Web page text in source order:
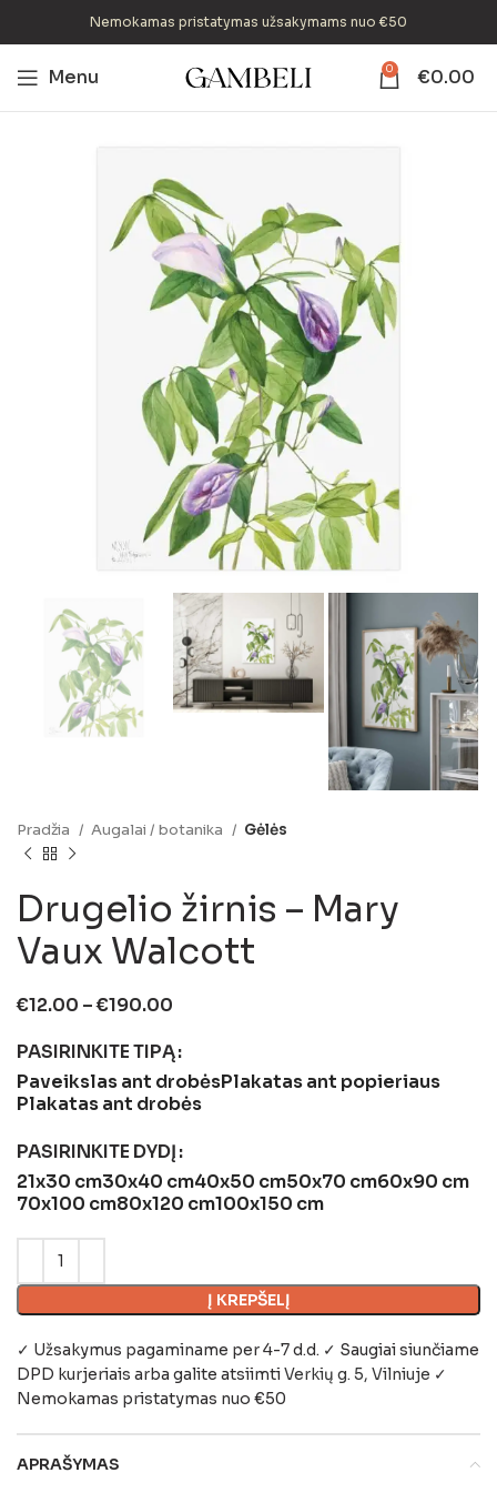
Nemokamas pristatymas užsakymams nuo €50
Menu 0 €0.00
Pradžia Augalai / botanika Gėlės
Drugelio žirnis – Mary
Vaux Walcott
€12.00 –€190.00
PASIRINKITE TIPĄ
Paveikslas ant drobėsPlakatas ant popieriaus
Plakatas ant drobės
PASIRINKITE DYDĮ
21x30 cm30x40 cm40x50 cm50x70 cm60x90 cm
70x100 cm80x120 cm100x150 cm
Į KREPŠELĮ
✓ Užsakymus pagaminame per 4-7 d.d. ✓ Saugiai siunčiame
DPD kurjeriais arba galite atsiimtiVerkių g. 5, Vilniuje ✓
Nemokamas pristatymas nuo €50
APRAŠYMAS